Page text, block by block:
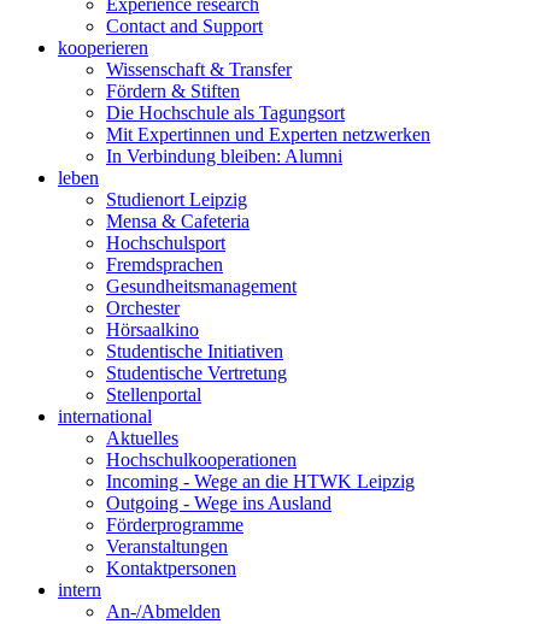
Experience research
Contact and Support
kooperieren
Wissenschaft & Transfer
Fördern & Stiften
Die Hochschule als Tagungsort
Mit Expertinnen und Experten netzwerken
In Verbindung bleiben: Alumni
leben
Studienort Leipzig
Mensa & Cafeteria
Hochschulsport
Fremdsprachen
Gesundheitsmanagement
Orchester
Hörsaalkino
Studentische Initiativen
Studentische Vertretung
Stellenportal
international
Aktuelles
Hochschulkooperationen
Incoming - Wege an die HTWK Leipzig
Outgoing - Wege ins Ausland
Förderprogramme
Veranstaltungen
Kontaktpersonen
intern
An-/Abmelden